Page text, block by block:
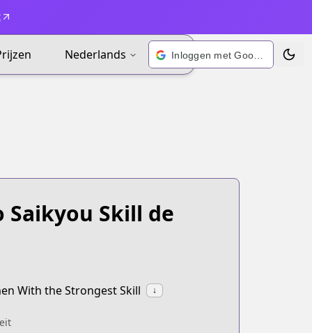
Nederlands
Saikyou Skill de
With the Strongest Skill ↓